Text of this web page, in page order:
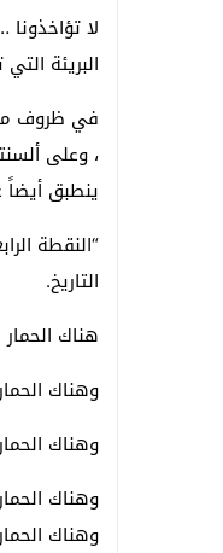
لا
البريئة
في ظروف
، وعلى
ينطبق
“النقطة
التاريخ.
هناك
وهناك
وهناك
وهناك
وهناك